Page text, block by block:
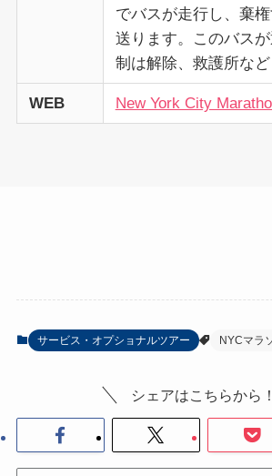
でバスが走行し、棄
送ります。このバス
制は解除、救護所など
WEB New York City
サービス・オプショナルツアー NYCマラ
シェアはこちらから！